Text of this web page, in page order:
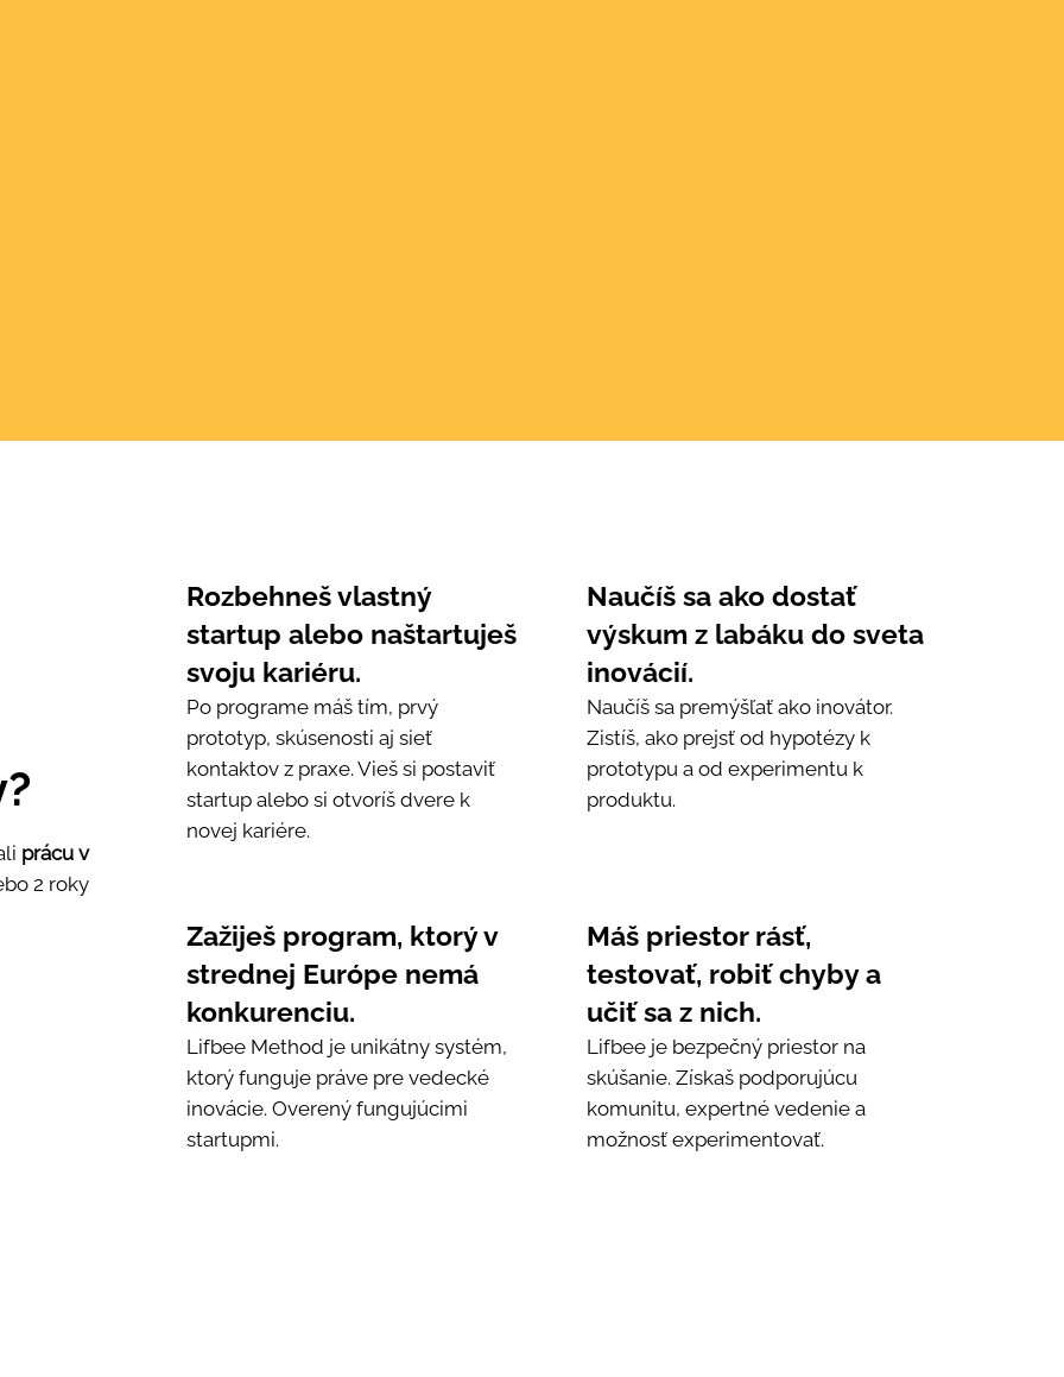
prácu v
2 roky
Rozbehneš vlastný
startup alebo naštartuješ
svoju kariéru.
Po programe máš tím, prvý
prototyp, skúsenosti aj sieť
kontaktov z praxe. Vieš si postaviť
startup alebo si otvoríš dvere k
novej kariére.
Naučíš sa ako dostať
výskum z labáku do sveta
inovácií.
Naučíš sa premýšľať ako inovátor.
Zistíš, ako prejsť od hypotézy k
prototypu a od experimentu k
produktu.
Zažiješ program, ktorý v
strednej Európe nemá
konkurenciu.
Lifbee Method je unikátny systém,
ktorý funguje práve pre vedecké
inovácie. Overený fungujúcimi
startupmi.
Máš priestor rásť,
testovať, robiť chyby a
učiť sa z nich.
Lifbee je bezpečný priestor na
skúšanie. Získaš podporujúcu
komunitu, expertné vedenie a
možnosť experimentovať.